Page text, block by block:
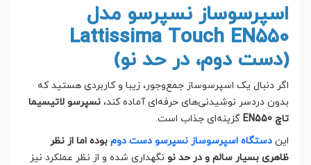
اسپرسوساز نسپرسو مدل
Lattissima Touch EN550
(دست دوم، در حد نو)
اگر دنبال یک اسپرسوساز جمع‌وجور، زیبا و کاربردی هستید که
بدون دردسر نوشیدنی‌های حرفه‌ای آماده کند، نسپرسو لاتیسیما
تاچ EN550
گزینه‌ای جذاب است.
این دستگاه اسپرسوساز نسپرسو دست دوم بوده اما از نظر
ظاهری بسیار سالم و در حد نو نگهداری شده و از نظر عملکرد نیز